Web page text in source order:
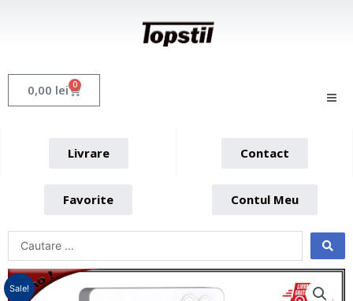
0,00 lei 0 Cart
Livrare Contact
Favorite Contul Meu
Sale!